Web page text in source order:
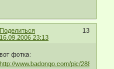
Поделиться
13
16.09.2006 23:13
вот фотка:
http://www.badongo.com/pic/288034